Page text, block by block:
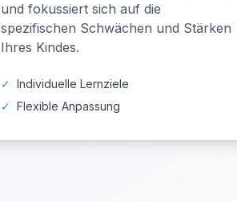
und fokussiert sich auf die
spezifischen Schwächen und Stärken
Ihres Kindes.
✓ Individuelle Lernziele
✓ Flexible Anpassung